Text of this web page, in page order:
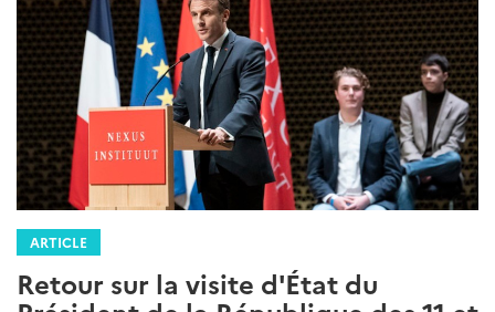
ARTICLE
Retour sur la visite d'État du